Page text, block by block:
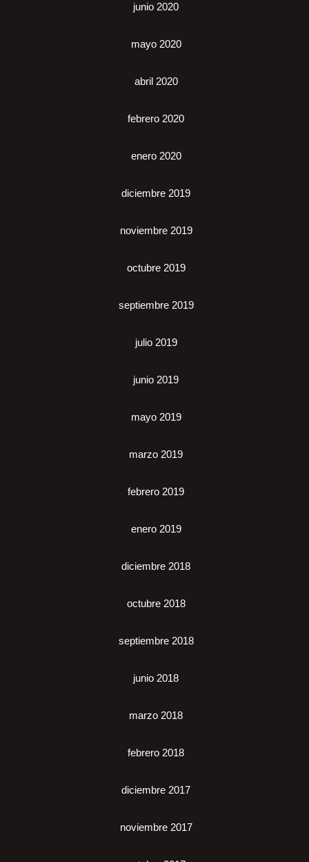
junio 2020
mayo 2020
abril 2020
febrero 2020
enero 2020
diciembre 2019
noviembre 2019
octubre 2019
septiembre 2019
julio 2019
junio 2019
mayo 2019
marzo 2019
febrero 2019
enero 2019
diciembre 2018
octubre 2018
septiembre 2018
junio 2018
marzo 2018
febrero 2018
diciembre 2017
noviembre 2017